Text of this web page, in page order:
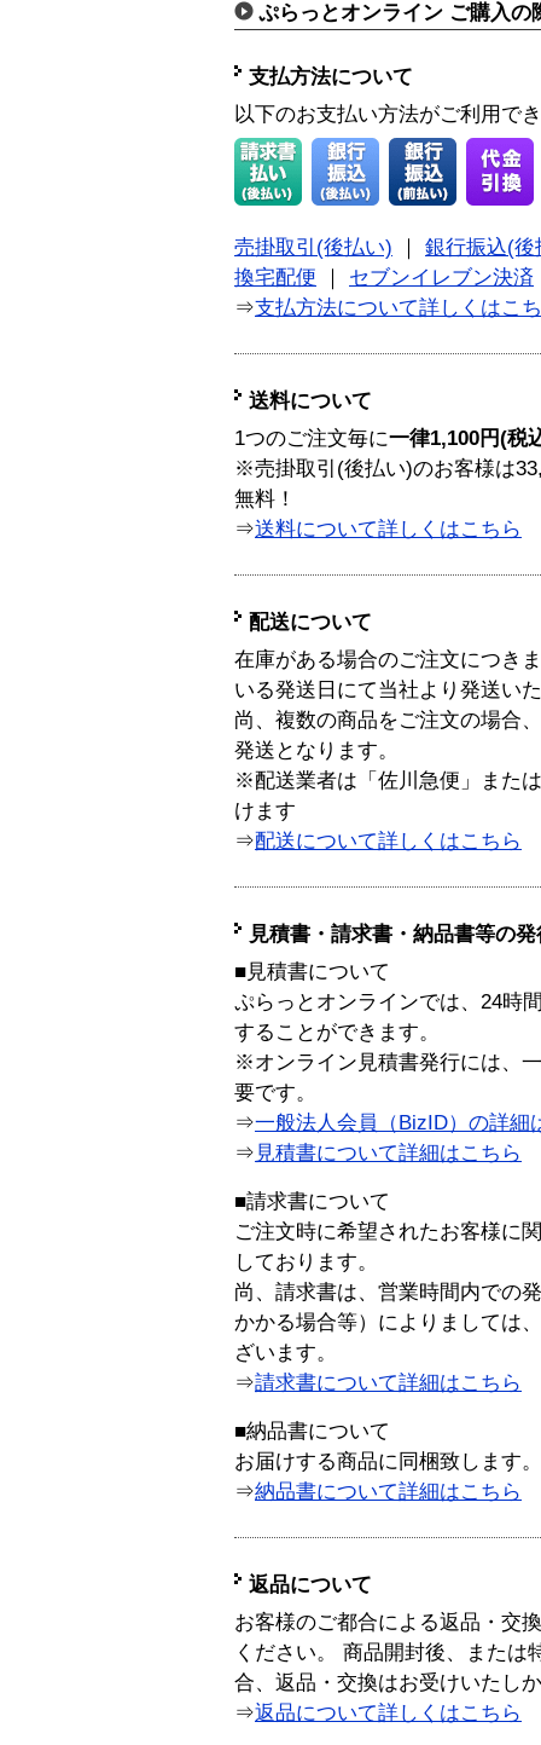
ぷらっとオンライン ご購入の
支払方法について
以下のお支払い方法がご利用で
売掛取引(後払い)
銀行振込(後
換宅配便
セブンイレブン決済
⇒支払方法について詳しくはこ
送料について
1つのご注文毎に一律1,100円(税
※売掛取引(後払い)のお客様は
無料！
⇒送料について詳しくはこちら
配送について
在庫がある場合のご注文につき
いる発送日にて当社より発送い
尚、複数の商品をご注文の場合
発送となります。
※配送業者は「佐川急便」また
けます
⇒配送について詳しくはこちら
見積書・請求書・納品書等の
■見積書について
ぷらっとオンラインでは、24時
することができます。
※オンライン見積書発行には、
要です。
⇒一般法人会員（BizID）の詳細
⇒ 見積書について詳細はこちら
■請求書について
ご注文時に希望されたお客様に
しております。
尚、請求書は、営業時間内での
かかる場合等）によりましては
ざいます。
⇒請求書について詳細はこちら
■納品書について
お届けする商品に同梱致します。
⇒納品書について詳細はこちら
返品について
お客様のご都合による返品・交
ください。 商品開封後、または
合、返品・交換はお受けいたし
⇒返品について詳しくはこちら